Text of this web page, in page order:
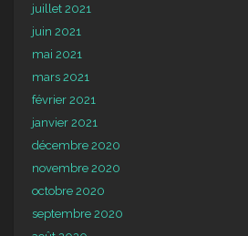
juillet 2021
juin 2021
mai 2021
mars 2021
février 2021
janvier 2021
décembre 2020
novembre 2020
octobre 2020
septembre 2020